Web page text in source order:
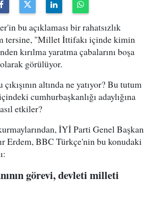
bu açıklaması bir rahatsızlık
tersine, "Millet İttifakı içinde kimin
kırılma yaratma çabalarını boşa
görülüyor.
altında ne yatıyor? Bu tutum
cumhurbaşkanlığı adaylığına
etkiler?
İYİ Parti Genel Başkan
Erdem, BBC Türkçe'nin bu konudaki
görevi, devleti milleti